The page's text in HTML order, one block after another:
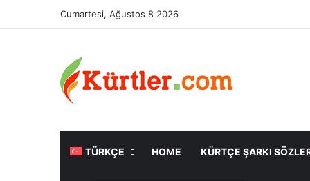
Cumartesi, Ağustos 8 2026
TÜRKÇE HOME KÜRTÇE ŞARKI